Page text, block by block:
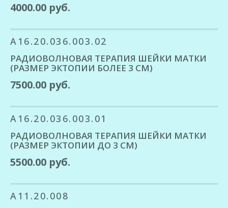
4000.00 руб.
A16.20.036.003.02
РАДИОВОЛНОВАЯ ТЕРАПИЯ ШЕЙКИ МАТКИ
(РАЗМЕР ЭКТОПИИ БОЛЕЕ 3 СМ)
7500.00 руб.
A16.20.036.003.01
РАДИОВОЛНОВАЯ ТЕРАПИЯ ШЕЙКИ МАТКИ
(РАЗМЕР ЭКТОПИИ ДО 3 СМ)
5500.00 руб.
A11.20.008